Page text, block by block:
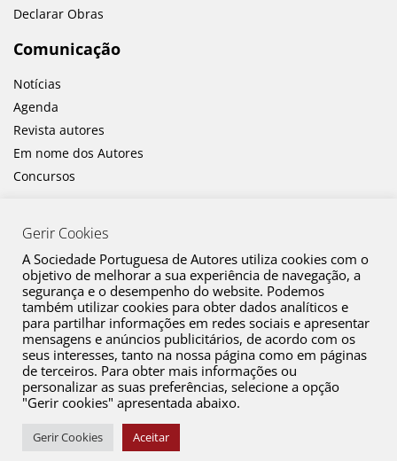
Declarar Obras
Comunicação
Notícias
Agenda
Revista autores
Em nome dos Autores
Concursos
Canal de Denúncia
Plano de Prevenção de Riscos de Corrupção e Infrações Conexas
Política de Privacidade
Política de Cookies
Copyright © 2026 SPA. Todos os direitos reservados
Gerir Cookies
A Sociedade Portuguesa de Autores utiliza cookies com o
objetivo de melhorar a sua experiência de navegação, a
segurança e o desempenho do website. Podemos
também utilizar cookies para obter dados analíticos e
para partilhar informações em redes sociais e apresentar
mensagens e anúncios publicitários, de acordo com os
seus interesses, tanto na nossa página como em páginas
de terceiros. Para obter mais informações ou
personalizar as suas preferências, selecione a opção
"Gerir cookies" apresentada abaixo.
Gerir Cookies Aceitar